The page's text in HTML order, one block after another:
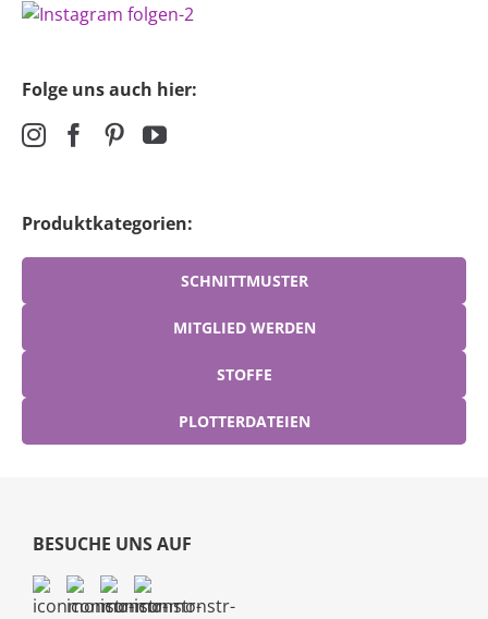
Folge uns auch hier:
Produktkategorien:
SCHNITTMUSTER
MITGLIED WERDEN
STOFFE
PLOTTERDATEIEN
BESUCHE UNS AUF